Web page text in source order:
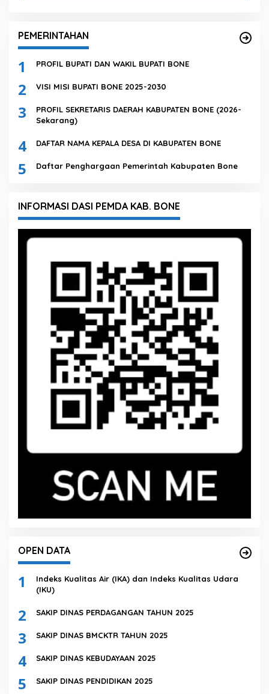
PEMERINTAHAN
1 PROFIL BUPATI DAN WAKIL BUPATI BONE
2 VISI MISI BUPATI BONE 2025-2030
3
PROFIL SEKRETARIS DAERAH KABUPATEN BONE (2026-
Sekarang)
4 DAFTAR NAMA KEPALA DESA DI KABUPATEN BONE
5 Daftar Penghargaan Pemerintah Kabupaten Bone
INFORMASI DASI PEMDA KAB. BONE
OPEN DATA
1
Indeks Kualitas Air (IKA) dan Indeks Kualitas Udara
(IKU)
2 SAKIP DINAS PERDAGANGAN TAHUN 2025
3 SAKIP DINAS BMCKTR TAHUN 2025
4 SAKIP DINAS KEBUDAYAAN 2025
5 SAKIP DINAS PENDIDIKAN 2025